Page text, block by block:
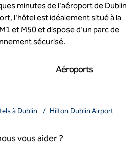
minutes de l'aéroport de Dublin
l'hôtel est idéalement situé à la
et M50 et dispose d'un parc de
sécurisé.
Aéroports
à Dublin / Hilton Dublin Airport
vous aider ?